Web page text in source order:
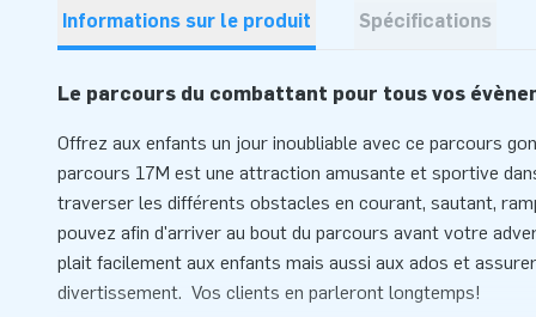
Informations sur le produit Spécifications
Le parcours du combattant pour tous vos
Offrez aux enfants un jour inoubliable avec ce parcours
parcours 17M est une attraction amusante et sportive
traverser les différents obstacles en courant, sautant,
pouvez afin d'arriver au bout du parcours avant votre
plait facilement aux enfants mais aussi aux ados et
divertissement. Vos clients en parleront longtemps!